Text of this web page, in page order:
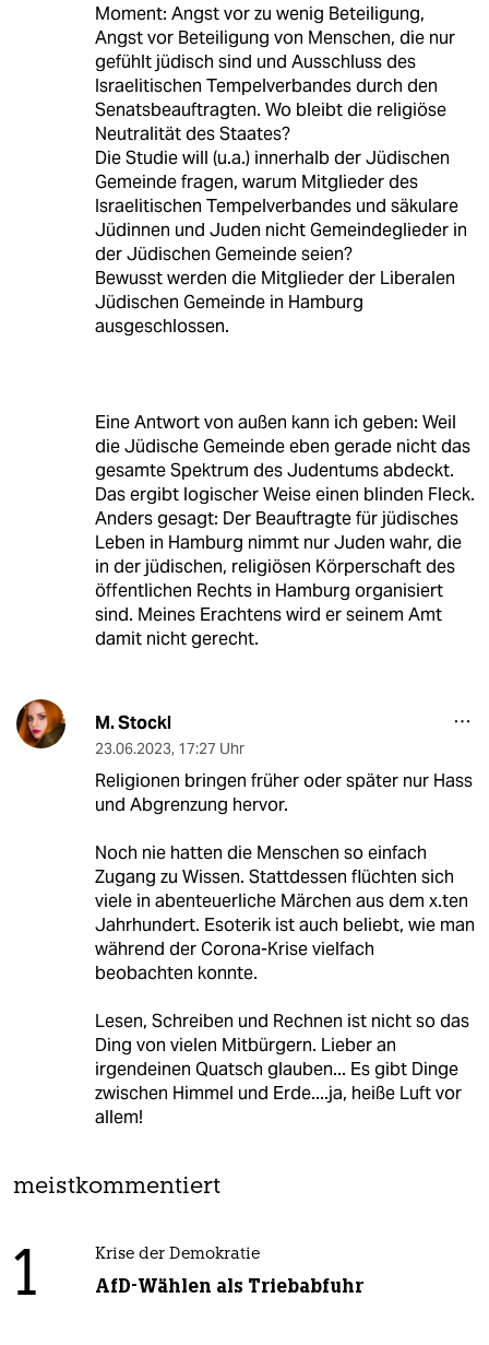
Moment: Angst vor zu wenig Beteiligung,
Angst vor Beteiligung von Menschen, die nur
gefühlt jüdisch sind und Ausschluss des
Israelitischen Tempelverbandes durch den
Senatsbeauftragten. Wo bleibt die religiöse
Neutralität des Staates?
Die Studie will (u.a.) innerhalb der Jüdischen
Gemeinde fragen, warum Mitglieder des
Israelitischen Tempelverbandes und säkulare
Jüdinnen und Juden nicht Gemeindeglieder in
der Jüdischen Gemeinde seien?
Bewusst werden die Mitglieder der Liberalen
Jüdischen Gemeinde in Hamburg
ausgeschlossen.
Eine Antwort von außen kann ich geben: Weil
die Jüdische Gemeinde eben gerade nicht das
gesamte Spektrum des Judentums abdeckt.
Das ergibt logischer Weise einen blinden Fleck.
Anders gesagt: Der Beauftragte für jüdisches
Leben in Hamburg nimmt nur Juden wahr, die
in der jüdischen, religiösen Körperschaft des
öffentlichen Rechts in Hamburg organisiert
sind. Meines Erachtens wird er seinem Amt
damit nicht gerecht.
M. Stockl
23.06.2023, 17:27 Uhr
Religionen bringen früher oder später nur Hass
und Abgrenzung hervor.
Noch nie hatten die Menschen so einfach
Zugang zu Wissen. Stattdessen flüchten sich
viele in abenteuerliche Märchen aus dem x.ten
Jahrhundert. Esoterik ist auch beliebt, wie man
während der Corona-Krise vielfach
beobachten konnte.
Lesen, Schreiben und Rechnen ist nicht so das
Ding von vielen Mitbürgern. Lieber an
irgendeinen Quatsch glauben... Es gibt Dinge
zwischen Himmel und Erde....ja, heiße Luft vor
allem!
meistkommentiert
1 Krise der Demokratie
AfD-Wählen als Triebabfuhr